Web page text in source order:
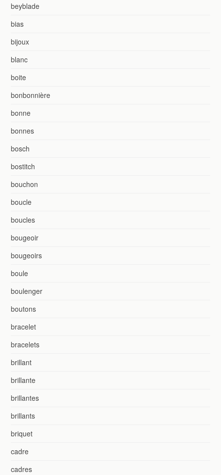
beyblade
bias
bijoux
blanc
boite
bonbonnière
bonne
bonnes
bosch
bostitch
bouchon
boucle
boucles
bougeoir
bougeoirs
boule
boulenger
boutons
bracelet
bracelets
brillant
brillante
brillantes
brillants
briquet
cadre
cadres